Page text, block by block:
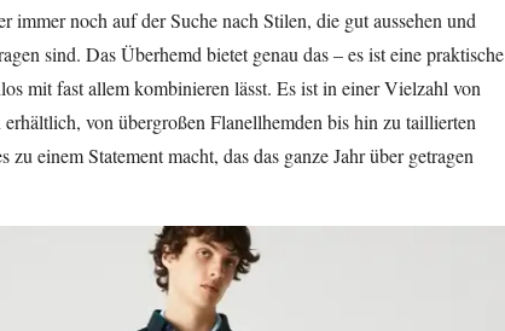
immer noch auf der Suche nach Stilen, die gut aussehen und
sind. Das Überhemd bietet genau das – es ist eine praktische
mit fast allem kombinieren lässt. Es ist in einer Vielzahl von
von übergroßen Flanellhemden bis hin zu taillierten
zu einem Statement macht, das das ganze Jahr über getragen